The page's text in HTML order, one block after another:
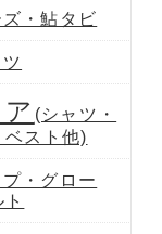
・鮎タビ
(シャツ・
ベスト他)
・グロー